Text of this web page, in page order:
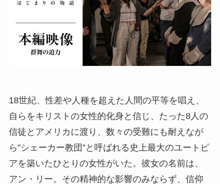
18世紀、性差や人種を超えた人間の平等を唱え、
自らをキリストの女性的化身と信じ、たった8人の
信徒とアメリカに渡り、数々の受難にも耐えなが
ら”シェーカー教団”と呼ばれる史上最大のユートピ
アを築いたひとりの女性がいた。彼女の名前は、
アン・リー。その精神的な影響のみならず、信仰